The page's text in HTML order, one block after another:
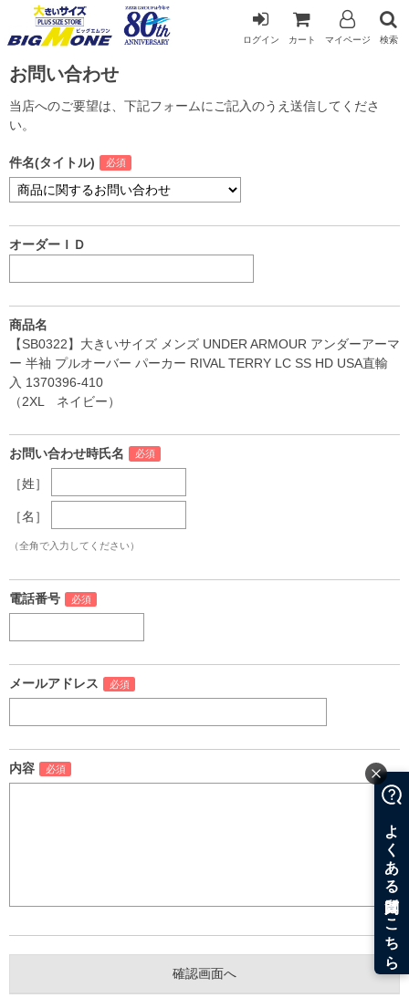
ログイン カート マイページ 検索
お問い合わせ
当店へのご要望は、下記フォームにご記入のうえ送信してくださ
い。
件名(タイトル)
オーダーＩＤ
商品名
【SB0322】大きいサイズ メンズ UNDER ARMOUR アンダーアーマ
ー 半袖 プルオーバー パーカー RIVAL TERRY LC SS HD USA直輸
入 1370396-410
（2XL ネイビー）
お問い合わせ時氏名
［姓］
［名］
（全角で入力してください）
電話番号
メールアドレス
内容